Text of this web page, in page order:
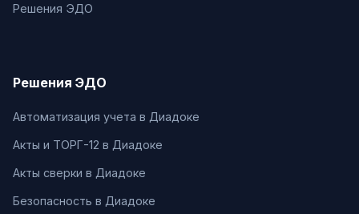
Решения ЭДО
Решения ЭДО
Автоматизация учета в Диадоке
Акты и ТОРГ-12 в Диадоке
Акты сверки в Диадоке
Безопасность в Диадоке